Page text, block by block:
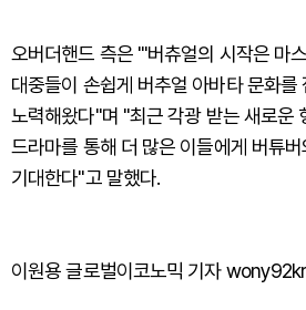
오버더핸드 측은 "'버츄얼의 시작은 마
대중들이 손쉽게 버추얼 아바타 문화를
노력해왔다"며 "최근 각광 받는 새로운
드라마를 통해 더 많은 이들에게 버튜
기대한다"고 말했다.
이원용 글로벌이코노믹 기자